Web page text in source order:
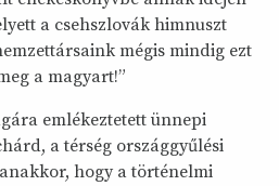
a csehszlovák himnuszt
mégis mindig ezt
a magyart!”
emlékeztetett ünnepi
a térség országgyűlési
hogy a történelmi